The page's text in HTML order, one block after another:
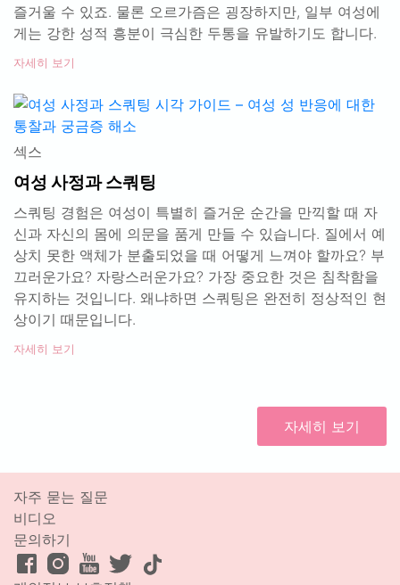
즐거울 수 있죠. 물론 오르가즘은 굉장하지만, 일부 여성에
게는 강한 성적 흥분이 극심한 두통을 유발하기도 합니다.
자세히 보기
섹스
여성 사정과 스쿼팅
스쿼팅 경험은 여성이 특별히 즐거운 순간을 만끽할 때 자
신과 자신의 몸에 의문을 품게 만들 수 있습니다. 질에서 예
상치 못한 액체가 분출되었을 때 어떻게 느껴야 할까요? 부
끄러운가요? 자랑스러운가요? 가장 중요한 것은 침착함을
유지하는 것입니다. 왜냐하면 스쿼팅은 완전히 정상적인 현
상이기 때문입니다.
자세히 보기
자세히 보기
자주 묻는 질문
비디오
문의하기